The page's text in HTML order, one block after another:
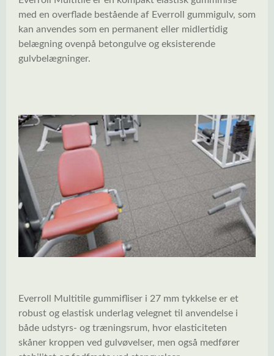
med en overflade bestående af Everroll gummigulv, som
kan anvendes som en permanent eller midlertidig
belægning ovenpå betongulve og eksisterende
gulvbelægninger.
Everroll Multitile gummifliser i 27 mm tykkelse er et
robust og elastisk underlag velegnet til anvendelse i
både udstyrs- og træningsrum, hvor elasticiteten
skåner kroppen ved gulvøvelser, men også medfører